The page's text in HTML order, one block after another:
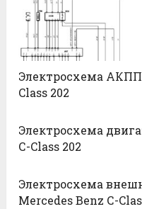
Электросхема АКПП
Class 202
Электросхема
С-Class 202
Электросхема
Mercedes Benz С-